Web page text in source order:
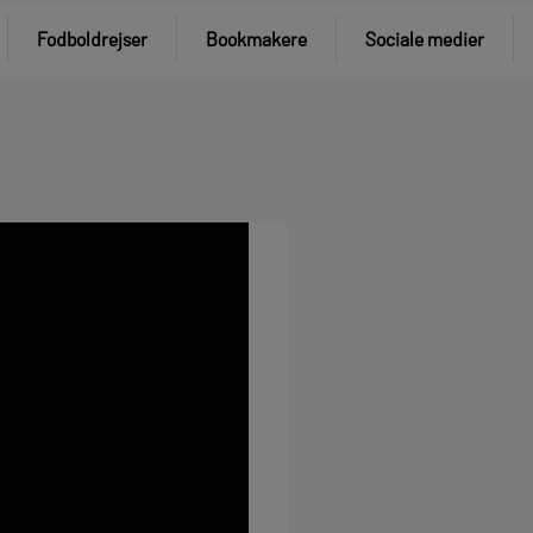
Fodboldrejser Bookmakere Sociale medier